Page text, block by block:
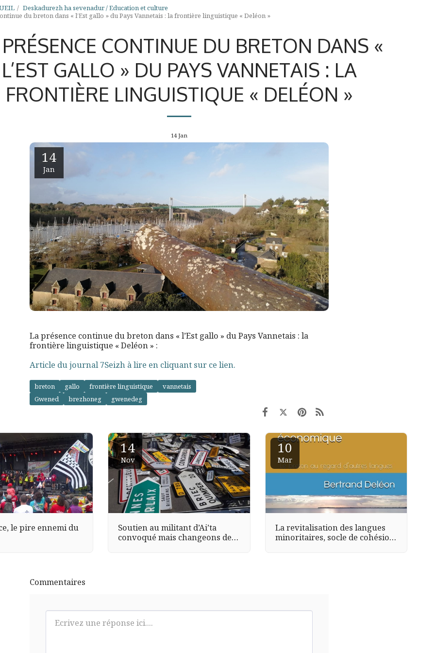
Deskadurezh ha sevenadur / Education et culture
du breton dans « l’Est gallo » du Pays Vannetais : la frontière linguistique « Deléon »
CONTINUE DU BRETON DANS «
L’EST GALLO » DU PAYS VANNETAIS : LA
FRONTIÈRE LINGUISTIQUE « DELÉON »
14Jan
14
Jan
La présence continue du breton dans « l’Est gallo » du Pays Vannetais : la
frontière linguistique « Deléon » :
Article du journal 7Seizh à lire en cliquant sur ce lien.
breton gallo frontière linguistique
vannetais
Gwened
brezhoneg gwenedeg
le pire ennemi du
14
Nov
Soutien au militant d’Ai’ta
convoqué mais changeons de
10
Mar
La revitalisation des langues
minoritaires, socle de cohésion
Commentaires